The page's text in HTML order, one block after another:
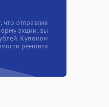
что отправляя
акции, вы
Купоном
ремонта